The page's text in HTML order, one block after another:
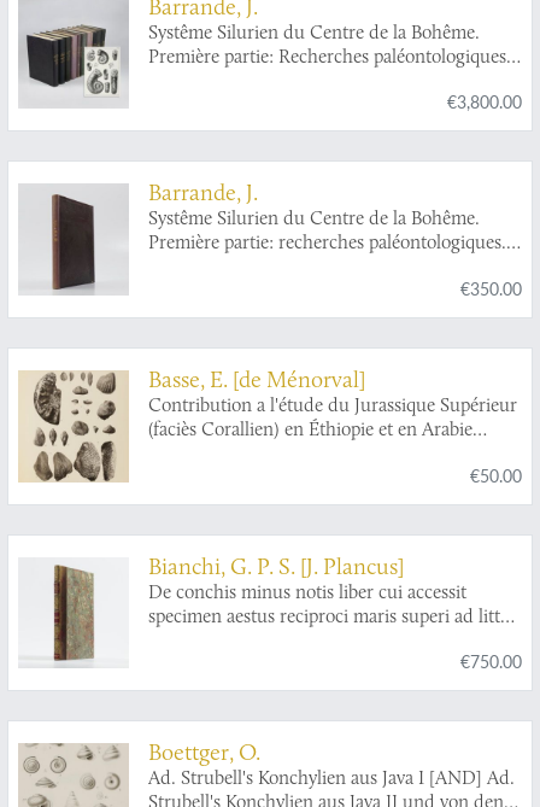
Systême Silurien du Centre de la Bohême.
Première partie: Recherches paléontologiques.
céphalopodes. Texte et 544 planches.
€3,800.00
Barrande, J.
Systême Silurien du Centre de la Bohême.
Première partie: recherches paléontologiques.
€350.00
Basse, E. [de Ménorval]
Contribution a l'étude du Jurassique Supérieur
(faciès Corallien) en Éthiopie et en Arabie
€50.00
Bianchi, G. P. S. [J. Plancus]
De conchis minus notis liber cui accessit
specimen aestus reciproci maris superi ad littus
€750.00
Boettger, O.
Ad. Strubell's Konchylien aus Java I [AND] Ad.
Strubell's Konchylien aus Java II und von den